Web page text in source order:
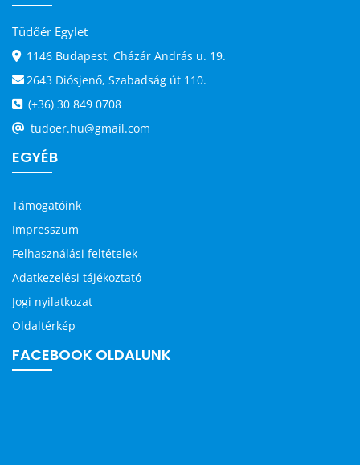
Tüdőér Egylet
1146 Budapest, Cházár András u. 19.
2643 Diósjenő, Szabadság út 110.
(+36) 30 849 0708
tudoer.hu@gmail.com
EGYÉB
Támogatóink
Impresszum
Felhasználási feltételek
Adatkezelési tájékoztató
Jogi nyilatkozat
Oldaltérkép
FACEBOOK OLDALUNK